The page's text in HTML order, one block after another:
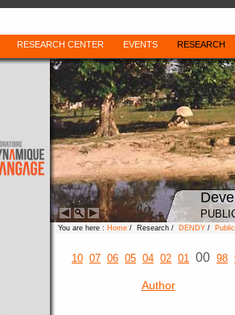
RESEARCH CENTER EVENTS RESEARCH
You are here : Home / Research / DENDY /
10 07 06 05 04 02 01 00 98
Author